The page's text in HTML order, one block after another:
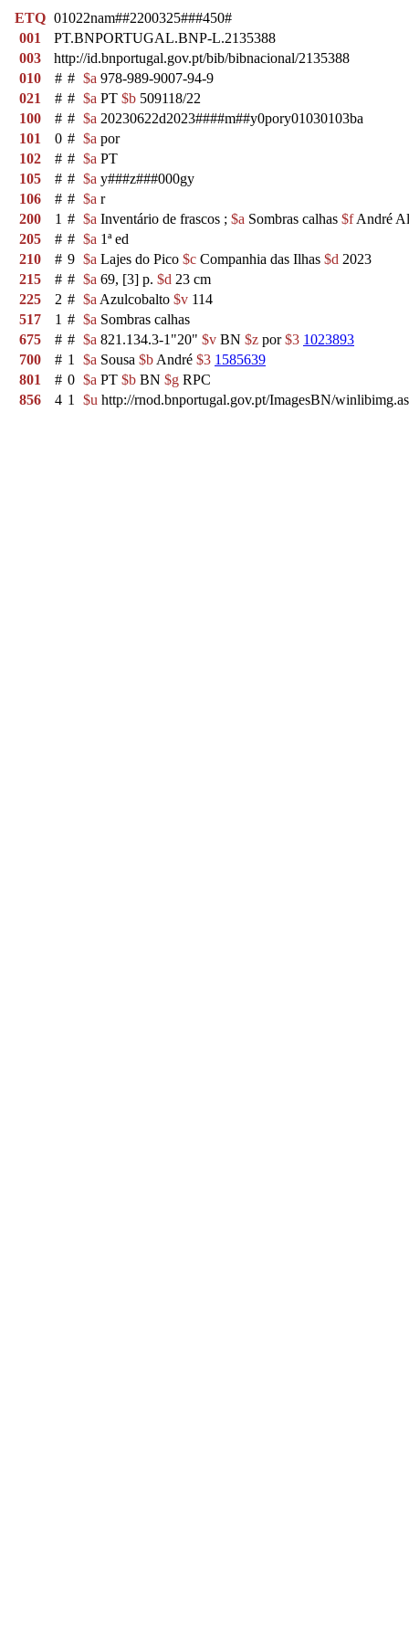
ETQ 01022nam##2200325###450#
001
PT.BNPORTUGAL.BNP-L.2135388
003
http://id.bnportugal.gov.pt/bib/bibnacional/2135388
010
# # $a 978-989-9007-94-9
021
# # $a PT $b 509118/22
100
# # $a 20230622d2023####m##y0pory01030103ba
101
0 # $a por
102
# # $a PT
105
# # $a y###z###000gy
106
# # $a r
200
1 # $a Inventário de frascos ; $a Sombras calhas $fAndré
205
# # $a 1ª ed
210
# 9 $a Lajes do Pico $c Companhia das Ilhas $d 2023
215
# # $a 69, [3] p. $d 23 cm
225
2 # $a Azulcobalto $v 114
517
1 # $a Sombras calhas
675
# # $a 821.134.3-1"20" $v BN $z por$3 1023893
700
# 1 $a Sousa $b André $3 1585639
801
# 0 $a PT $b BN $g RPC
856
4 1 $u http://rnod.bnportugal.gov.pt/ImagesBN/